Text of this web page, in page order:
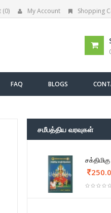
(0) My Account Shopping
FAQ BLOGS
சமீபத்திய வரவுகள்